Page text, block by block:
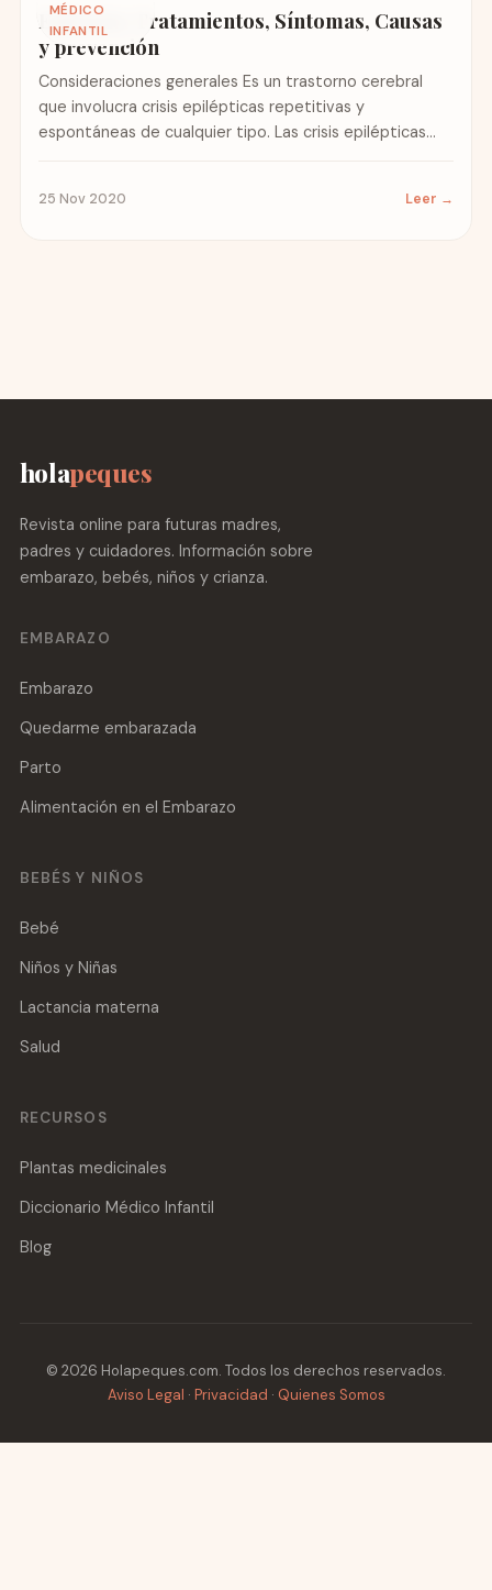
MÉDICO
INFANTIL
Epilepsia: Tratamientos, Síntomas, Causas
y prevención
Consideraciones generales Es un trastorno cerebral
que involucra crisis epilépticas repetitivas y
espontáneas de cualquier tipo. Las crisis epilépticas
25 Nov 2020 Leer →
holapeques
Revista online para futuras madres,
padres y cuidadores. Información sobre
embarazo, bebés, niños y crianza.
EMBARAZO
Embarazo
Quedarme embarazada
Parto
Alimentación en el Embarazo
BEBÉS Y NIÑOS
Bebé
Niños y Niñas
Lactancia materna
Salud
RECURSOS
Plantas medicinales
Diccionario Médico Infantil
Blog
© 2026 Holapeques.com. Todos los derechos reservados.
Aviso Legal · Privacidad · Quienes Somos